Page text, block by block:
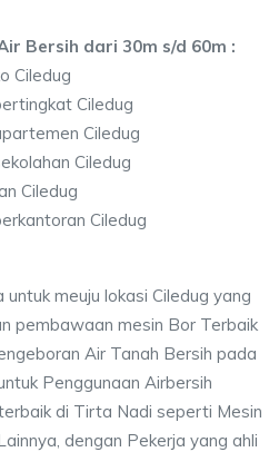
Bersih dari 30m s/d 60m :
Ciledug
Ciledug
Ciledug
Ciledug
Ciledug
Ciledug
untuk meuju lokasi Ciledug yang
pembawaan mesin Bor Terbaik
Air Tanah Bersih pada
Penggunaan Airbersih
di Tirta Nadi seperti Mesin
dengan Pekerja yang ahli